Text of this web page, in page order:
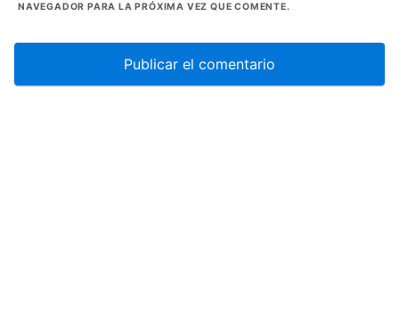
NAVEGADOR PARA LA PRÓXIMA VEZ QUE COMENTE.